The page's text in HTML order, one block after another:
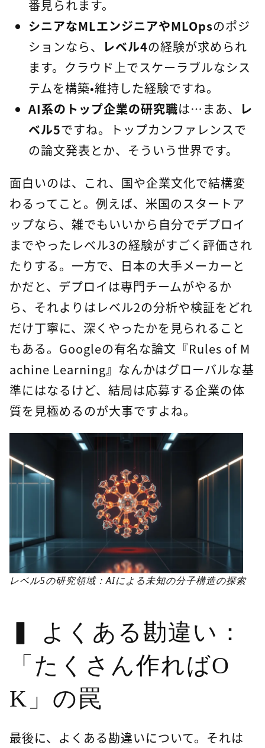
番見られます。
シニアなMLエンジニアやMLOpsのポジ
ションなら、
レベル4の経験が求められ
ます。クラウド上でスケーラブルなシス
テムを構築・維持した経験ですね。
AI系のトップ企業の研究職は…まあ、
レ
ベル5ですね。トップカンファレンスで
の論文発表とか、そういう世界です。
面白いのは、これ、国や企業文化で結構変
わるってこと。例えば、米国のスタートア
ップなら、雑でもいいから自分でデプロイ
までやったレベル3の経験がすごく評価され
たりする。一方で、日本の大手メーカーと
かだと、デプロイは専門チームがやるか
ら、それよりはレベル2の分析や検証をどれ
だけ丁寧に、深くやったかを見られること
もある。Googleの有名な論文『Rules of M
achine Learning』なんかはグローバルな基
準にはなるけど、結局は応募する企業の体
質を見極めるのが大事ですよね。
レベル5の研究領域：AIによる未知の分子構造の探索
よくある勘違い：
「たくさん作ればO
K」の罠
最後に、よくある勘違いについて。それは